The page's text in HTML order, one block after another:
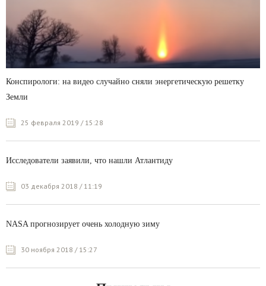
Конспирологи: на видео случайно сняли энергетическую решетку
Земли
25 февраля 2019 / 15:28
Исследователи заявили, что нашли Атлантиду
03 декабря 2018 / 11:19
NASA прогнозирует очень холодную зиму
30 ноября 2018 / 15:27